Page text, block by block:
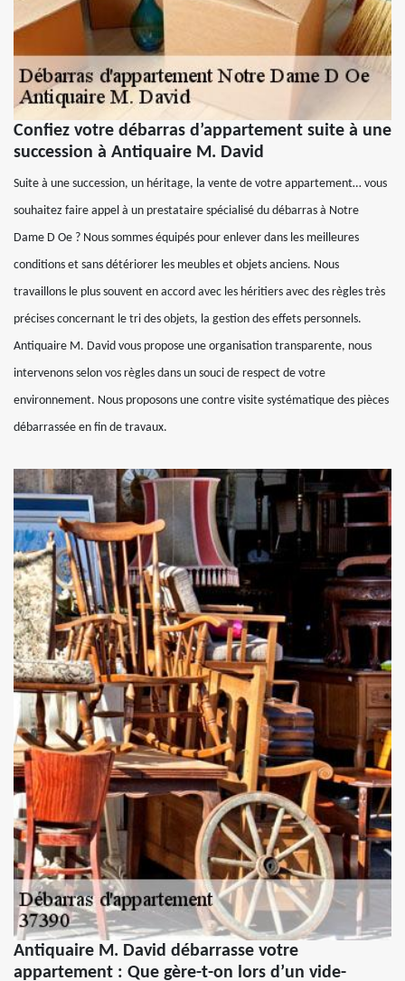
Confiez votre débarras d’appartement suite à une
succession à Antiquaire M. David
Suite à une succession, un héritage, la vente de votre appartement… vous
souhaitez faire appel à un prestataire spécialisé du débarras à Notre
Dame D Oe ? Nous sommes équipés pour enlever dans les meilleures
conditions et sans détériorer les meubles et objets anciens. Nous
travaillons le plus souvent en accord avec les héritiers avec des règles très
précises concernant le tri des objets, la gestion des effets personnels.
Antiquaire M. David vous propose une organisation transparente, nous
intervenons selon vos règles dans un souci de respect de votre
environnement. Nous proposons une contre visite systématique des pièces
débarrassée en fin de travaux.
Antiquaire M. David débarrasse votre
appartement : Que gère-t-on lors d’un vide-